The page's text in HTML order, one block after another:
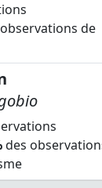
de
des